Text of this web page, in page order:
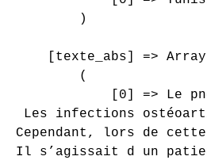
        )
    [texte_abs] => Array
        (
[0] => Le
Les infections
Cependant, lors de
Il s’agissait d un